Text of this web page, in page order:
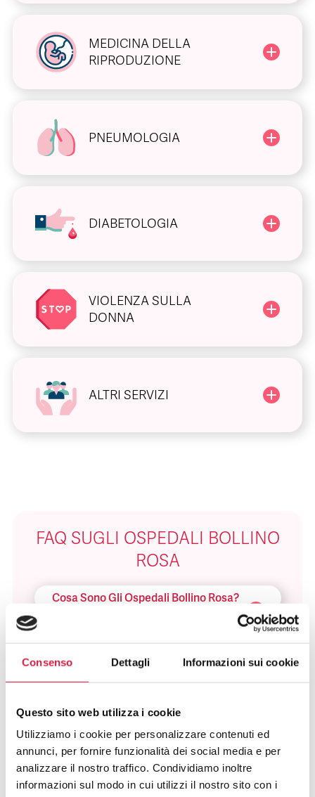
Consenso Dettagli Informazioni sui cookie
Questo sito web utilizza i cookie
Utilizziamo i cookie per personalizzare contenuti ed
annunci, per fornire funzionalità dei social media e per
analizzare il nostro traffico. Condividiamo inoltre
informazioni sul modo in cui utilizzi il nostro sito con i
MEDICINA DELLA
RIPRODUZIONE
PNEUMOLOGIA
DIABETOLOGIA
VIOLENZA SULLA
DONNA
ALTRI SERVIZI
FAQ SUGLI OSPEDALI BOLLINO
ROSA
Cosa Sono Gli Ospedali Bollino Rosa?
Come Posso Utilizzare I Servizi Offerti
Dall’ospedale Bollino Rosa?